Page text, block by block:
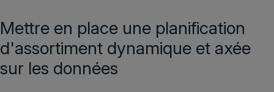
Mettre en place une planification
d'assortiment dynamique et axée
sur les données